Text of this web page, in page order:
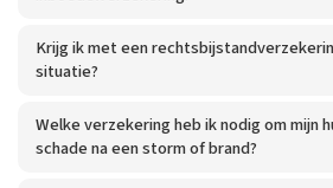
Krijg ik met een
situatie?
Welke verzekering heb ik nodig om mijn
schade na een storm of brand?